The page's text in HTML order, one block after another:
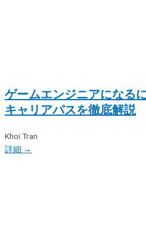
ゲームエンジニアになる
キャリアパスを徹底解説
Khoi Tran
詳細 →